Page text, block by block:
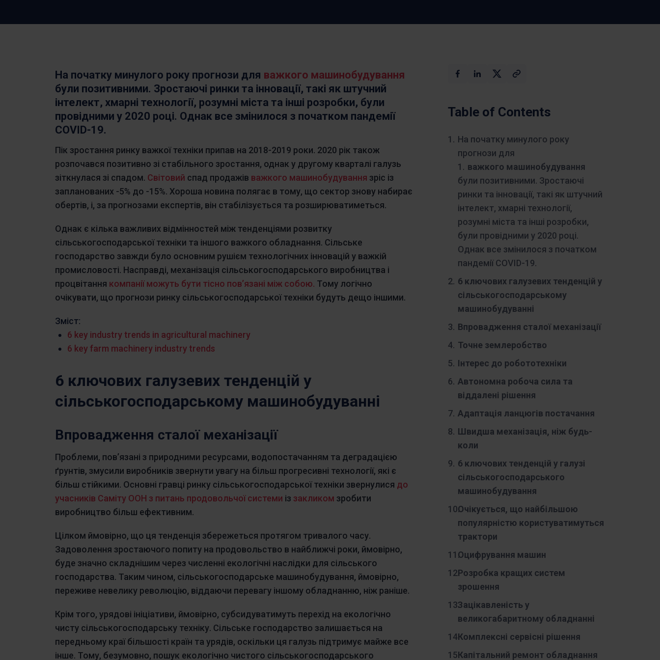
компаніям
На початку минулого року прогнози для важкого машинобудування
були позитивними. Зростаючі ринки та інновації, такі як штучний
інтелект, хмарні технології, розумні міста та інші розробки, були
провідними у 2020 році. Однак все змінилося з початком пандемії
COVID-19.
Пік зростання ринку важкої техніки припав на 2018-2019 роки. 2020 рік також
розпочався позитивно зі стабільного зростання, однак у другому кварталі галузь
зіткнулася зі спадом. Світовий спад продажів важкого машинобудування зріс із
запланованих -5% до -15%. Хороша новина полягає в тому, що сектор знову набирає
обертів, і, за прогнозами експертів, він стабілізується та розширюватиметься.
Однак є кілька важливих відмінностей між тенденціями розвитку
сільськогосподарської техніки та іншого важкого обладнання. Сільське
господарство завжди було основним рушієм технологічних інновацій у важкій
промисловості. Насправді, механізація сільськогосподарського виробництва і
процвітання компанії можуть бути тісно пов’язані між собою. Тому логічно
очікувати, що прогнози ринку сільськогосподарської техніки будуть дещо іншими.
Зміст:
6 key industry trends in agricultural machinery
6 key farm machinery industry trends
6 ключових галузевих тенденцій у
сільськогосподарському машинобудуванні
Впровадження сталої механізації
Проблеми, пов’язані з природними ресурсами, водопостачанням та деградацією
ґрунтів, змусили виробників звернути увагу на більш прогресивні технології, які є
більш стійкими. Основні гравці ринку сільськогосподарської техніки звернулися до
учасників Саміту ООН з питань продовольчої системи із закликом зробити
виробництво більш ефективним.
Цілком ймовірно, що ця тенденція збережеться протягом тривалого часу.
Задоволення зростаючого попиту на продовольство в найближчі роки, ймовірно,
буде значно складнішим через численні екологічні наслідки для сільського
господарства. Таким чином, сільськогосподарське машинобудування, ймовірно,
переживе невелику революцію, віддаючи перевагу іншому обладнанню, ніж раніше.
Крім того, урядові ініціативи, ймовірно, субсидуватимуть перехід на екологічно
чисту сільськогосподарську техніку. Сільське господарство залишається на
передньому краї більшості країн та урядів, оскільки ця галузь підтримує майже все
інше. Тому, безумовно, пошук екологічно чистого сільськогосподарського
Table of Contents
На початку минулого року
прогнози для
важкого машинобудування
були позитивними. Зростаючі
ринки та інновації, такі як штучний
інтелект, хмарні технології,
розумні міста та інші розробки,
були провідними у 2020 році.
Однак все змінилося з початком
пандемії COVID-19.
6 ключових галузевих тенденцій у
сільськогосподарському
машинобудуванні
Впровадження сталої механізації
Точне землеробство
Інтерес до робототехніки
Автономна робоча сила та
віддалені рішення
Адаптація ланцюгів постачання
Швидша механізація, ніж будь-
коли
6 ключових тенденцій у галузі
сільськогосподарського
машинобудування
Очікується, що найбільшою
популярністю користуватимуться
трактори
Оцифрування машин
Розробка кращих систем
зрошення
Зацікавленість у
великогабаритному обладнанні
Комплексні сервісні рішення
Капітальний ремонт обладнання